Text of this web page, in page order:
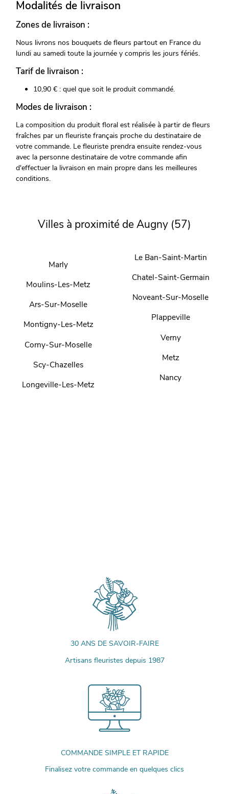
Modalités de livraison
Zones de livraison :
Nous livrons nos bouquets de fleurs partout en France du
lundi au samedi toute la journée y compris les jours fériés.
Tarif de livraison :
10,90 € : quel que soit le produit commandé.
Modes de livraison :
La composition du produit floral est réalisée à partir de fleurs
fraîches par un fleuriste français proche du destinataire de
votre commande. Le fleuriste prendra ensuite rendez-vous
avec la personne destinataire de votre commande afin
d'effectuer la livraison en main propre dans les meilleures
conditions.
Villes à proximité de Augny (57)
Marly
Moulins-Les-Metz
Ars-Sur-Moselle
Montigny-Les-Metz
Corny-Sur-Moselle
Scy-Chazelles
Longeville-Les-Metz
Le Ban-Saint-Martin
Chatel-Saint-Germain
Noveant-Sur-Moselle
Plappeville
Verny
Metz
Nancy
30 ANS DE SAVOIR-FAIRE
Artisans fleuristes depuis 1987
COMMANDE SIMPLE ET RAPIDE
Finalisez votre commande en quelques clics